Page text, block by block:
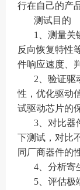
行在自己的产
测试目的
1、测量关
反向恢复特性
件响应速度、
2、验证驱
性，优化驱动
试驱动芯片的
3、对比器
下测试，对比
同厂商器件的
4、分析寄
5、评估极